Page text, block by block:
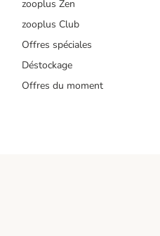
zooplus Zen
zooplus Club
Offres spéciales
Déstockage
Offres du moment